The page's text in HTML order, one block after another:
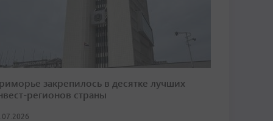
закрепилось в десятке лучших
регионов страны